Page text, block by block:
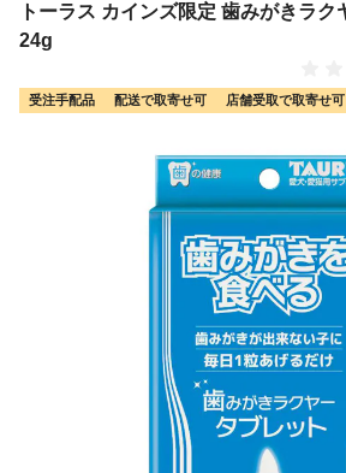
トーラス カインズ限定 歯みがきラク
24g
受注手配品 配送で取寄せ可 店舗受取で取寄せ可